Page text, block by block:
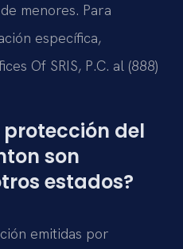
menores. Para
específica,
Of SRIS, P.C. al (888)
protección del
son
estados?
emitidas por